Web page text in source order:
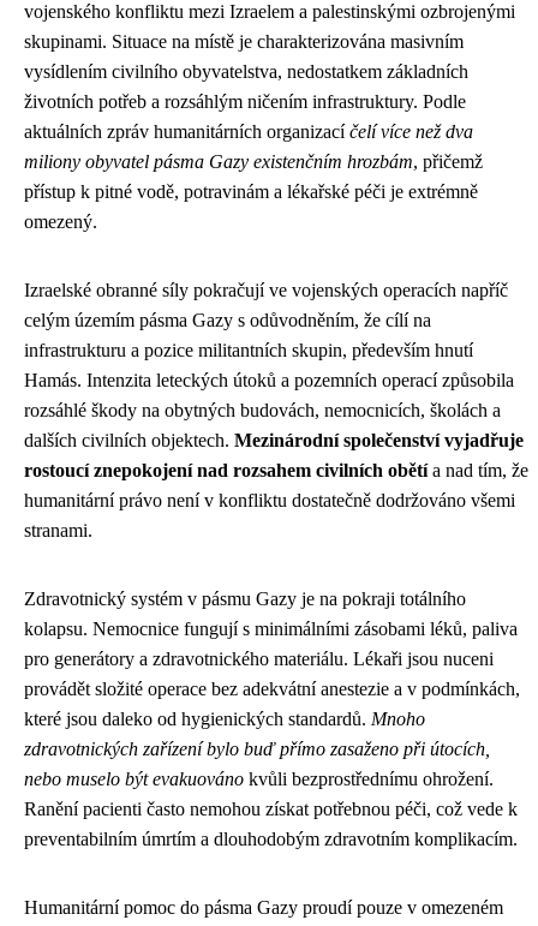
vojenského konfliktu mezi Izraelem a palestinskými ozbrojenými
skupinami. Situace na místě je charakterizována masivním
vysídlením civilního obyvatelstva, nedostatkem základních
životních potřeb a rozsáhlým ničením infrastruktury. Podle
aktuálních zpráv humanitárních organizacíčelí více než dva
miliony obyvatel pásma Gazy existenčním hrozbám, přičemž
přístup k pitné vodě, potravinám a lékařské péči je extrémně
omezený.
Izraelské obranné síly pokračují ve vojenských operacích napříč
celým územím pásma Gazy s odůvodněním, že cílí na
infrastrukturu a pozice militantních skupin, především hnutí
Hamás. Intenzita leteckých útoků a pozemních operací způsobila
rozsáhlé škody na obytných budovách, nemocnicích, školách a
dalších civilních objektech. Mezinárodní společenství vyjadřuje
rostoucí znepokojení nad rozsahem civilních obětía nad tím, že
humanitární právo není v konfliktu dostatečně dodržováno všemi
stranami.
Zdravotnický systém v pásmu Gazy je na pokraji totálního
kolapsu. Nemocnice fungují s minimálními zásobami léků, paliva
pro generátory a zdravotnického materiálu. Lékaři jsou nuceni
provádět složité operace bez adekvátní anestezie a v podmínkách,
které jsou daleko od hygienických standardů. Mnoho
zdravotnických zařízení bylo buď přímo zasaženo při útocích,
nebo muselo být evakuováno kvůli bezprostřednímu ohrožení.
Ranění pacienti často nemohou získat potřebnou péči, což vede k
preventabilním úmrtím a dlouhodobým zdravotním komplikacím.
Humanitární pomoc do pásma Gazy proudí pouze v omezeném